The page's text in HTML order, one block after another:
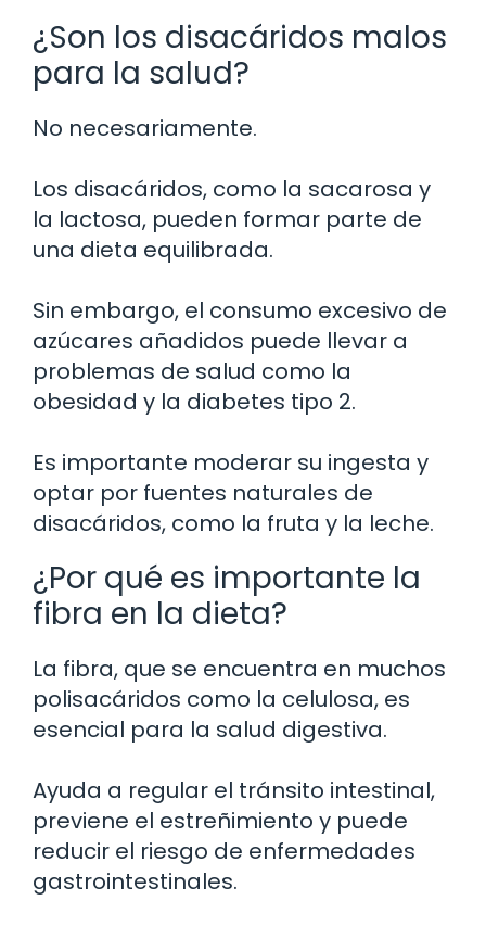
¿Son los disacáridos malos
para la salud?
No necesariamente.
Los disacáridos, como la sacarosa y
la lactosa, pueden formar parte de
una dieta equilibrada.
Sin embargo, el consumo excesivo de
azúcares añadidos puede llevar a
problemas de salud como la
obesidad y la diabetes tipo 2.
Es importante moderar su ingesta y
optar por fuentes naturales de
disacáridos, como la fruta y la leche.
¿Por qué es importante la
fibra en la dieta?
La fibra, que se encuentra en muchos
polisacáridos como la celulosa, es
esencial para la salud digestiva.
Ayuda a regular el tránsito intestinal,
previene el estreñimiento y puede
reducir el riesgo de enfermedades
gastrointestinales.